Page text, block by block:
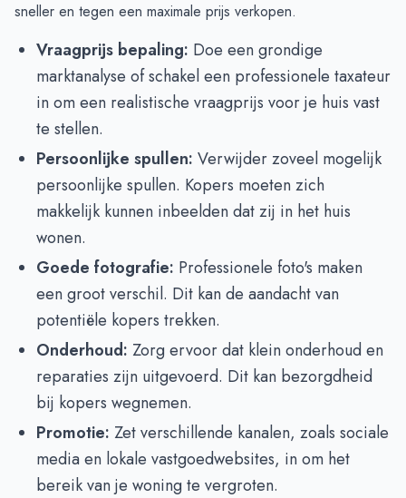
sneller en tegen een maximale prijs verkopen.
Vraagprijs bepaling: Doe een grondige
marktanalyse of schakel een professionele taxateur
in om een realistische vraagprijs voor je huis vast
te stellen.
Persoonlijke spullen: Verwijder zoveel mogelijk
persoonlijke spullen. Kopers moeten zich
makkelijk kunnen inbeelden dat zij in het huis
wonen.
Goede fotografie: Professionele foto's maken
een groot verschil. Dit kan de aandacht van
potentiële kopers trekken.
Onderhoud: Zorg ervoor dat klein onderhoud en
reparaties zijn uitgevoerd. Dit kan bezorgdheid
bij kopers wegnemen.
Promotie: Zet verschillende kanalen, zoals sociale
media en lokale vastgoedwebsites, in om het
bereik van je woning te vergroten.